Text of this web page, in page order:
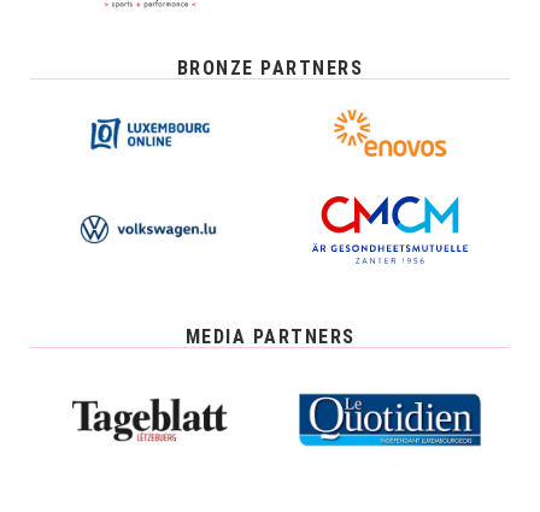
BRONZE PARTNERS
MEDIA PARTNERS